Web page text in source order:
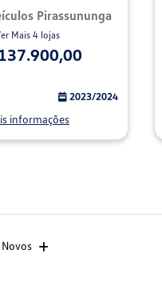
Pirassununga
Mais 4 lojas
2023/2024
informações
Novos